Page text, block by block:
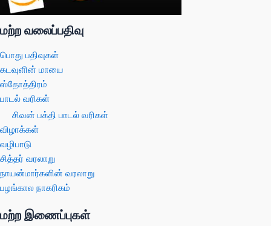
மற்ற வலைப்பதிவு
பொது பதிவுகள்
கடவுளின் மாயை
ஸ்தோத்திரம்
பாடல் வரிகள்
சிவன் பக்தி பாடல் வரிகள்
விழாக்கள்
வழிபாடு
சித்தர் வரலாறு
நாயன்மார்களின் வரலாறு
பழங்கால நாகரிகம்
மற்ற இணைப்புகள்